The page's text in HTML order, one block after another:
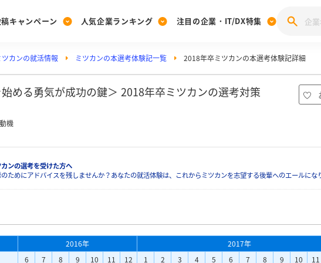
キャンペーン
Post
投稿する
[27卒] 本選考体験記投稿キャンペーン
人気企業ランキング
Ranking
ランキングを見る
みんなのDX企業就職ブランド調査
注目の企業・IT/DX特集
PickUp
注目の企業特集
動画で知ろう！業界・企業研究
ツカンの就活情報 ミツカンの本選考体験記一覧 2018年卒ミツカンの本選考体験記詳細
める勇気が成功の鍵＞ 2018年卒ミツカンの選考対策
機
ンの選考を受けた方へ
ためにアドバイスを残しませんか？あなたの就活体験は、これからミツカンを志望する後輩へのエールにな
2016年 2017年
6 7 8 9 10 11 12 1 2 3 4 5 6 7 8 9 10 11